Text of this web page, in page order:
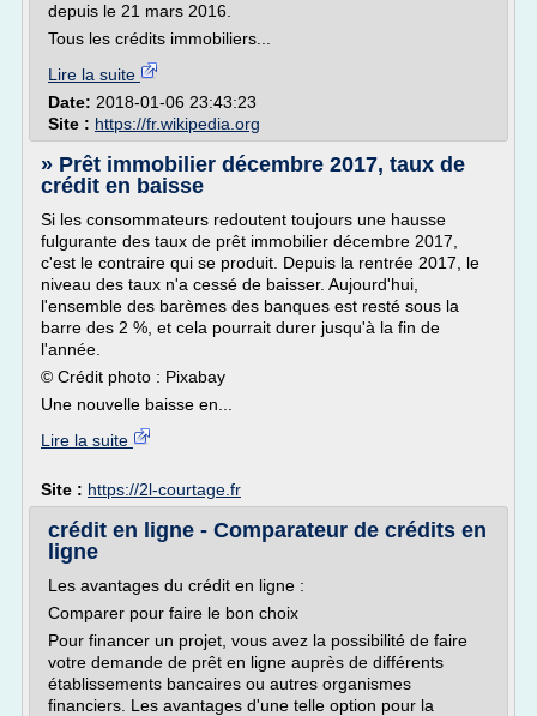
depuis le 21 mars 2016.
Tous les crédits immobiliers...
Lire la suite
Date: 2018-01-06 23:43:23
Site : https://fr.wikipedia.org
» Prêt immobilier décembre 2017, taux de
crédit en baisse
Si les consommateurs redoutent toujours une hausse
fulgurante des taux de prêt immobilier décembre 2017,
c'est le contraire qui se produit. Depuis la rentrée 2017, le
niveau des taux n'a cessé de baisser. Aujourd'hui,
l'ensemble des barèmes des banques est resté sous la
barre des 2 %, et cela pourrait durer jusqu'à la fin de
l'année.
© Crédit photo : Pixabay
Une nouvelle baisse en...
Lire la suite
Site : https://2l-courtage.fr
crédit en ligne - Comparateur de crédits en
ligne
Les avantages du crédit en ligne :
Comparer pour faire le bon choix
Pour financer un projet, vous avez la possibilité de faire
votre demande de prêt en ligne auprès de différents
établissements bancaires ou autres organismes
financiers. Les avantages d'une telle option pour la